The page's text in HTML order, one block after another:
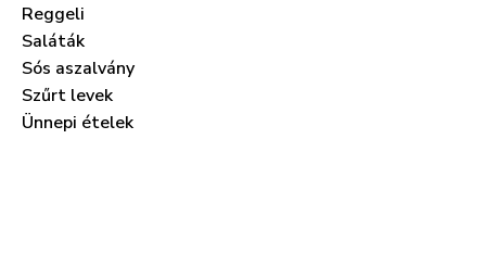
Reggeli
Saláták
Sós aszalvány
Szűrt levek
Ünnepi ételek